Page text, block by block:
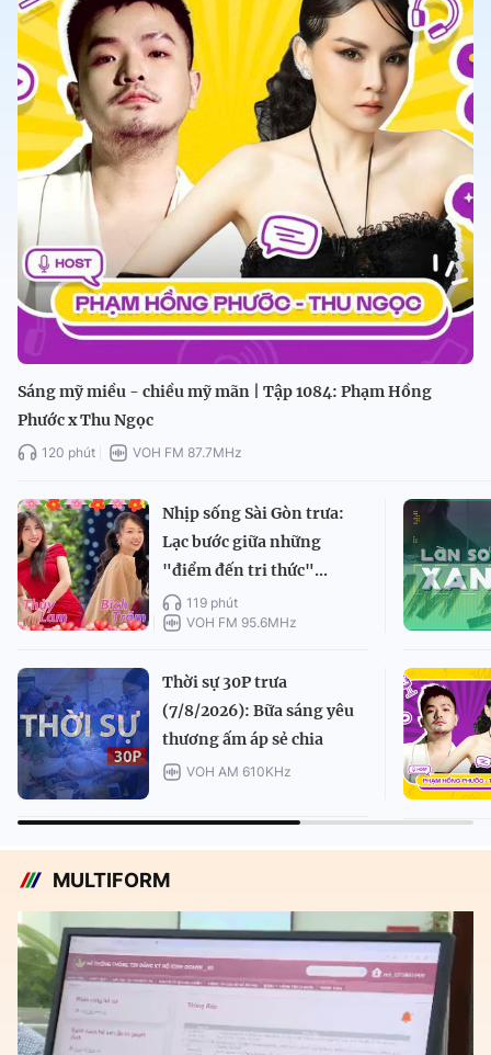
Sáng mỹ miều - chiều mỹ mãn | Tập 1084: Phạm Hồng
Phước x Thu Ngọc
120 phút VOH FM 87.7MHz
Nhịp sống Sài Gòn trưa:
Lạc bước giữa những
"điểm đến tri thức"...
119 phút
VOH FM 95.6MHz
Thời sự 30P trưa
(7/8/2026): Bữa sáng yêu
thương ấm áp sẻ chia
VOH AM 610KHz
MULTIFORM